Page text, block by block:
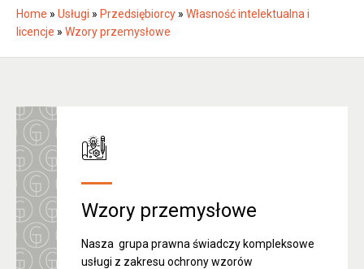
Home » Usługi » Przedsiębiorcy » Własność intelektualna i
licencje » Wzory przemysłowe
Wzory przemysłowe
Nasza grupa prawna świadczy kompleksowe
usługi z zakresu ochrony wzorów